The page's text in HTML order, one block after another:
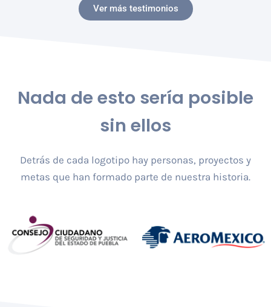
Ver más testimonios
Nada de esto sería posible
sin ellos
Detrás de cada logotipo hay personas, proyectos y
metas que han formado parte de nuestra historia.